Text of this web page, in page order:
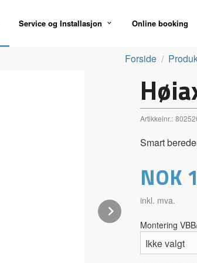
Service og Installasjon Online booking
Forside
Next
Artikkelnr.:
Smart
Pris
NOK
inkl. mva.
Montering